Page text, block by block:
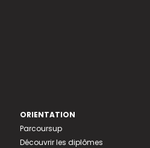
ORIENTATION
Parcoursup
Découvrir les diplômes